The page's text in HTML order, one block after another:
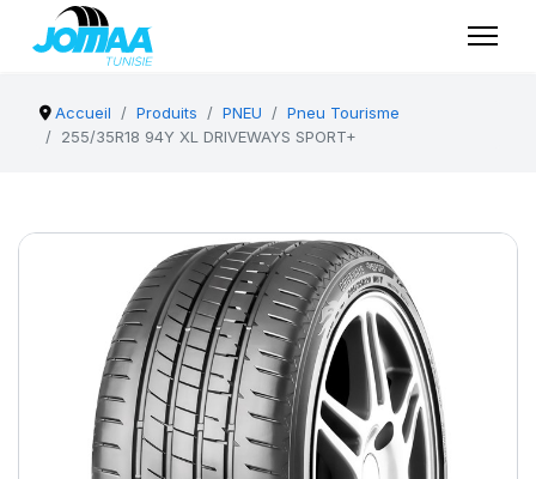
Accueil Produits PNEU
Pneu Tourisme
255/35R18 94Y XL DRIVEWAYS SPORT+